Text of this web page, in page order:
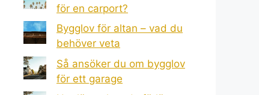
för en carport?
Bygglov för altan – vad du
behöver veta
Så ansöker du om bygglov
för ett garage